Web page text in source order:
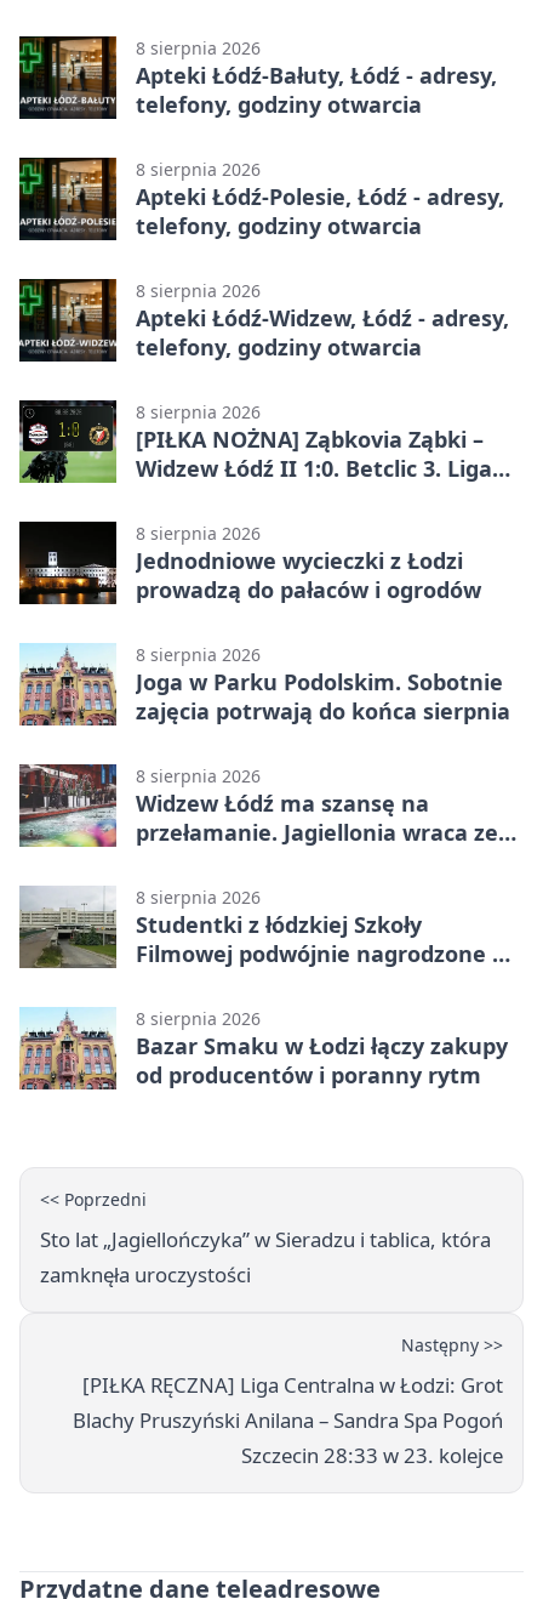
8 sierpnia 2026
Apteki Łódź-Bałuty, Łódź - adresy,
telefony, godziny otwarcia
8 sierpnia 2026
Apteki Łódź-Polesie, Łódź - adresy,
telefony, godziny otwarcia
8 sierpnia 2026
Apteki Łódź-Widzew, Łódź - adresy,
telefony, godziny otwarcia
8 sierpnia 2026
[PIŁKA NOŻNA] Ząbkovia Ząbki –
Widzew Łódź II 1:0. Betclic 3. Liga
rozstrzygnięciem po przerwie
8 sierpnia 2026
Jednodniowe wycieczki z Łodzi
prowadzą do pałaców i ogrodów
8 sierpnia 2026
Joga w Parku Podolskim. Sobotnie
zajęcia potrwają do końca sierpnia
8 sierpnia 2026
Widzew Łódź ma szansę na
przełamanie. Jagiellonia wraca ze
8 sierpnia 2026
Studentki z łódzkiej Szkoły
Filmowej podwójnie nagrodzone na
8 sierpnia 2026
Bazar Smaku w Łodzi łączy zakupy
od producentów i poranny rytm
<< Poprzedni
Sto lat „Jagiellończyka” w Sieradzu i tablica, która
zamknęła uroczystości
Następny >>
[PIŁKA RĘCZNA] Liga Centralna w Łodzi: Grot
Blachy Pruszyński Anilana – Sandra Spa Pogoń
Szczecin 28:33 w 23. kolejce
Przydatne dane teleadresowe